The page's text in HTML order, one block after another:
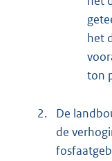
het
ton
2.
De
de